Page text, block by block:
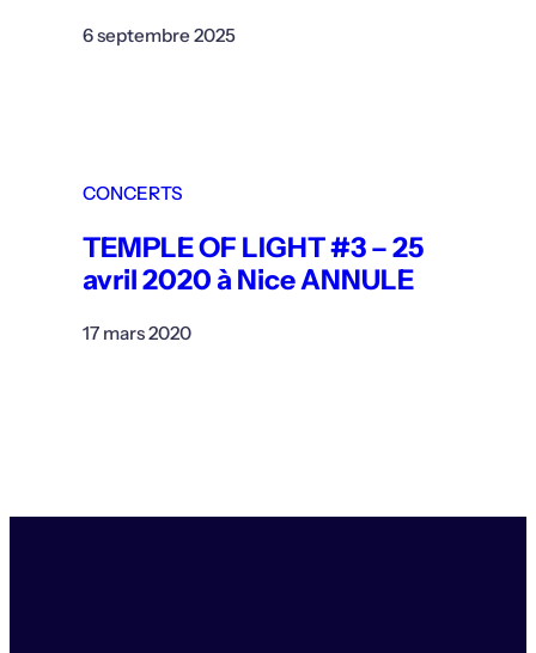
6 septembre 2025
CONCERTS
TEMPLE OF LIGHT #3 – 25
avril 2020 à Nice ANNULE
17 mars 2020